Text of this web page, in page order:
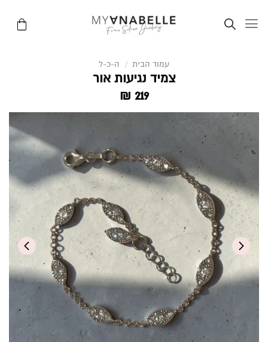
עמוד הבית / ה-כ-ל
צמיד נגיעות אור
219
₪